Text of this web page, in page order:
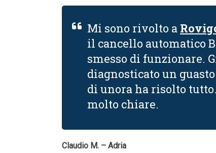
Mi sono rivolto a
il cancello automatico
smesso di funzionare.
diagnosticato un
di unora ha risolto
molto chiare.
Claudio M. – Adria